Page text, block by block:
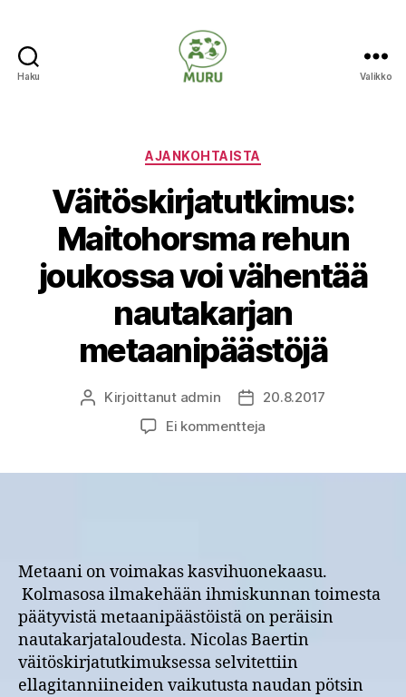
Haku Valikko
Kategoriat
AJANKOHTAISTA
Väitöskirjatutkimus:
Maitohorsma rehun
joukossa voi vähentää
nautakarjan
metaanipäästöjä
Kirjoittaja
Kirjoittanut admin Julkaisupäivämäärä
20.8.2017
Ei kommentteja
nautakarjan
metaanipäästöjä
Metaani on voimakas kasvihuonekaasu.
Kolmasosa ilmakehään ihmiskunnan toimesta
päätyvistä metaanipäästöistä on peräisin
nautakarjataloudesta. Nicolas Baertin
väitöskirjatutkimuksessa selvitettiin
ellagitanniineiden vaikutusta naudan pötsin